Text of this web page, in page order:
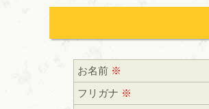
お名前 ※
フリガナ ※